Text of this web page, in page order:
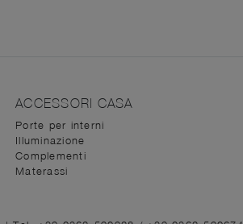
ACCESSORI CASA
Porte per interni
Illuminazione
Complementi
Materassi